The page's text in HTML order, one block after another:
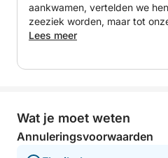
aankwamen, vertelden we
zeeziek worden, maar tot
deze keer geen klachten. Dat
Lees meer
Wat je moet weten
Annuleringsvoorwaarden